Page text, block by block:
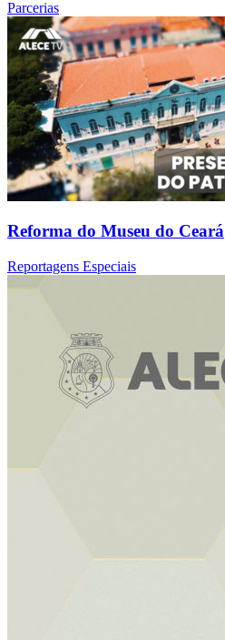
Parcerias
Reforma do Museu do Ceará
Reportagens Especiais